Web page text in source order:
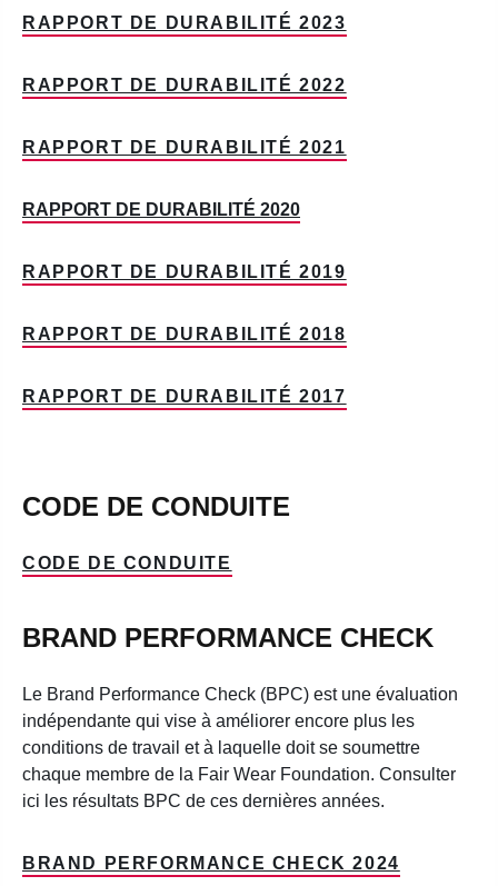
RAPPORT DE DURABILITÉ 2023
RAPPORT DE DURABILITÉ 2022
RAPPORT DE DURABILITÉ 2021
RAPPORT DE DURABILITÉ 2020
RAPPORT DE DURABILITÉ 2019
RAPPORT DE DURABILITÉ 2018
RAPPORT DE DURABILITÉ 2017
CODE DE CONDUITE
CODE DE CONDUITE
BRAND PERFORMANCE CHECK
Le Brand Performance Check (BPC) est une évaluation
indépendante qui vise à améliorer encore plus les
conditions de travail et à laquelle doit se soumettre
chaque membre de la Fair Wear Foundation. Consulter
ici les résultats BPC de ces dernières années.
BRAND PERFORMANCE CHECK 2024